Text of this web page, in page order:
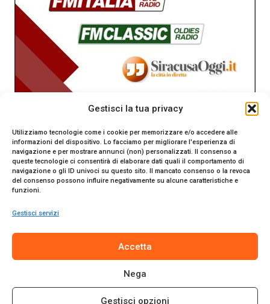
Gestisci la tua privacy
Utilizziamo tecnologie come i cookie per memorizzare e/o accedere alle
informazioni del dispositivo. Lo facciamo per migliorare l'esperienza di
navigazione e per mostrare annunci (non) personalizzati. Il consenso a
queste tecnologie ci consentirà di elaborare dati quali il comportamento di
navigazione o gli ID univoci su questo sito. Il mancato consenso o la revoca
del consenso possono influire negativamente su alcune caratteristiche e
funzioni.
Gestisci servizi
Accetta
Nega
Gestisci opzioni
Tribunale di Siracusa. Direttore responsabile Gianni Catania.
© 2024 Promo Italia S.r.l. Tutti i diritti riservati. | Sito web
realizzato daWeb-Arte.it